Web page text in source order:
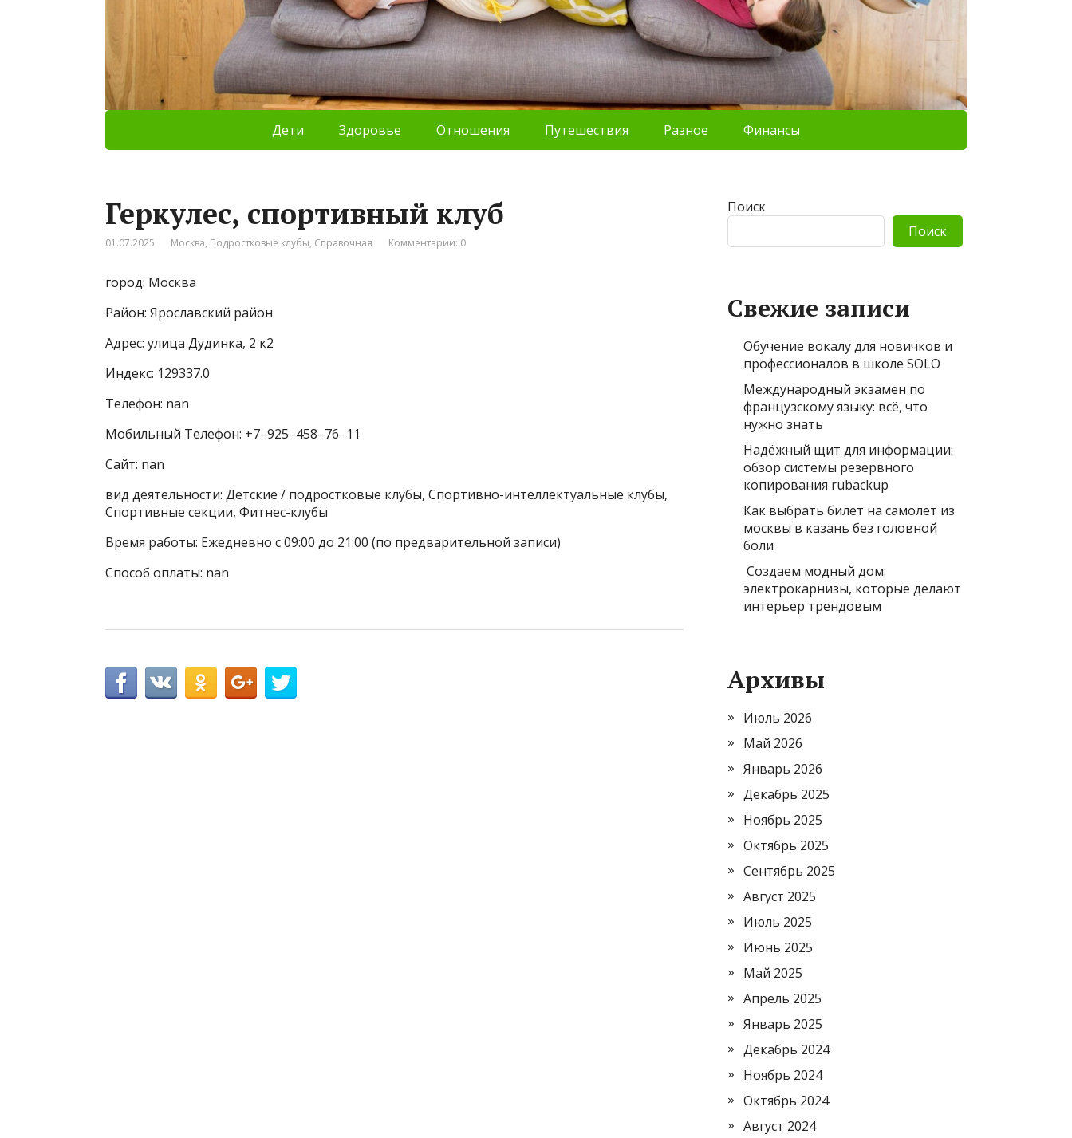
Дети Здоровье Отношения Путешествия Разное Финансы
Геркулес, спортивный клуб
01.07.2025 Москва, Подростковые клубы, Справочная Комментарии: 0
город: Москва
Район: Ярославский район
Адрес: улица Дудинка, 2 к2
Индекс: 129337.0
Телефон: nan
Мобильный Телефон: +7‒925‒458‒76‒11
Сайт: nan
вид деятельности: Детские / подростковые клубы, Спортивно-интеллектуальные клубы,
Спортивные секции, Фитнес-клубы
Время работы: Ежедневно с 09:00 до 21:00 (по предварительной записи)
Способ оплаты: nan
Поиск
Поиск
Свежие записи
Обучение вокалу для новичков и
профессионалов в школе SOLO
Международный экзамен по
французскому языку: всё, что
нужно знать
Надёжный щит для информации:
обзор системы резервного
копирования rubackup
Как выбрать билет на самолет из
москвы в казань без головной
боли
Создаем модный дом:
электрокарнизы, которые делают
интерьер трендовым
Архивы
Июль 2026
Май 2026
Январь 2026
Декабрь 2025
Ноябрь 2025
Октябрь 2025
Сентябрь 2025
Август 2025
Июль 2025
Июнь 2025
Май 2025
Апрель 2025
Январь 2025
Декабрь 2024
Ноябрь 2024
Октябрь 2024
Август 2024